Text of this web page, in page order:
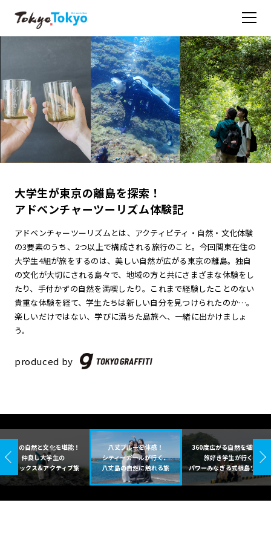
大学生が東京の離島を探索！
アドベンチャーツーリズム体験記
アドベンチャーツーリズムとは、アクティビティ・自然・文化体験
の3要素のうち、2つ以上で構成される旅行のこと。今回関東在住の
大学生4組が旅をするのは、美しい自然が広がる東京の離島。独自
の文化が大切にされる島々で、地域の方と共にさまざまな体験をし
たり、手付かずの自然を満喫したり。これまで経験したことのない
貴重な体験を経て、学生たちは新しい自分を見つけられたのか…。
楽しいだけではない、学びに満ちた島旅へ、一緒に出かけましょ
う。
produced by
大島の自然と文化を堪能！
仲良し大学生の
リラックス&アクティブ旅
八丈ブルーを体感！
シティーガールが行く、
八丈島の自然に触れる旅
360度広がる自然を堪能！
旅好き学生が行く
パワーみなぎる式根島ツアー